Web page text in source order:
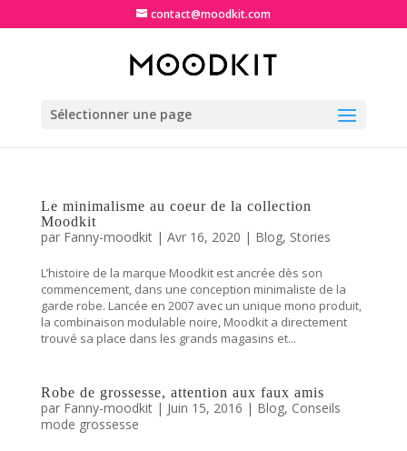
contact@moodkit.com
Sélectionner une page
Le minimalisme au coeur de la collection
Moodkit
par Fanny-moodkit| Avr 16, 2020 | Blog, Stories
L’histoire de la marque Moodkit est ancrée dès son
commencement, dans une conception minimaliste de la
garde robe. Lancée en 2007 avec un unique mono produit,
la combinaison modulable noire, Moodkit a directement
trouvé sa place dans les grands magasins et...
Robe de grossesse, attention aux faux amis
par Fanny-moodkit| Juin 15, 2016 | Blog, Conseils
mode grossesse